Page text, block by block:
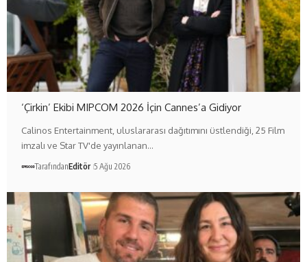
‘Çirkin’ Ekibi MIPCOM 2026 İçin Cannes’a Gidiyor
Calinos Entertainment, uluslararası dağıtımını üstlendiği, 25 Film
imzalı ve Star TV'de yayınlanan…
TarafındanEditör 5 Ağu 2026